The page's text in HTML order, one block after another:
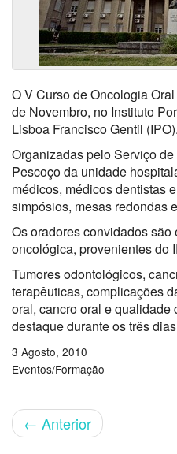
O V Curso de Oncologia
de Novembro, no Instituto
Lisboa Francisco Gentil (IPO).
Organizadas pelo Serviço
Pescoço da unidade
médicos, médicos dentistas
simpósios, mesas redondas
Os oradores convidados
oncológica, provenientes do
Tumores odontológicos,
terapêuticas, complicações
oral, cancro oral e qualidade
destaque durante os três
3 Agosto, 2010
Eventos/Formação
← Anterior